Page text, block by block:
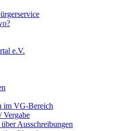
e.V.
im VG-Bereich
Vergabe
Ausschreibungen